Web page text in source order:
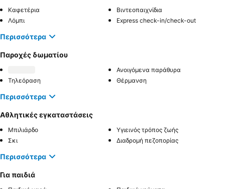
Καφετέρια
Βιντεοπαιχνίδια
Λόμπι
Express check-in/check-out
Περισσότερα
Παροχές δωματίου
Ανοιγόμενα παράθυρα
Τηλεόραση
Θέρμανση
Περισσότερα
Αθλητικές εγκαταστάσεις
Μπιλιάρδο
Υγιεινός τρόπος ζωής
Σκι
Διαδρομή πεζοπορίας
Περισσότερα
Για παιδιά